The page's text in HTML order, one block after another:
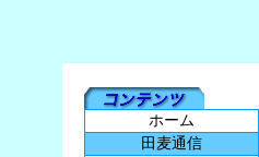
ホーム
田麦通信